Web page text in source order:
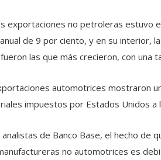
exportaciones no petroleras estuvo
de 9 por ciento, y en su interior,
las que más crecieron, con una
automotrices mostraron
impuestos por Estados Unidos a
de Banco Base, el hecho de
no automotrices es